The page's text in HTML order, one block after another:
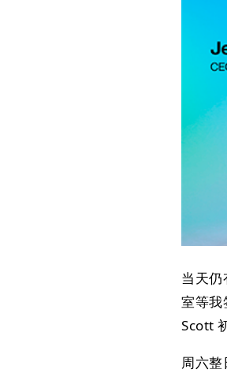
当天
室等我
Scott
周六